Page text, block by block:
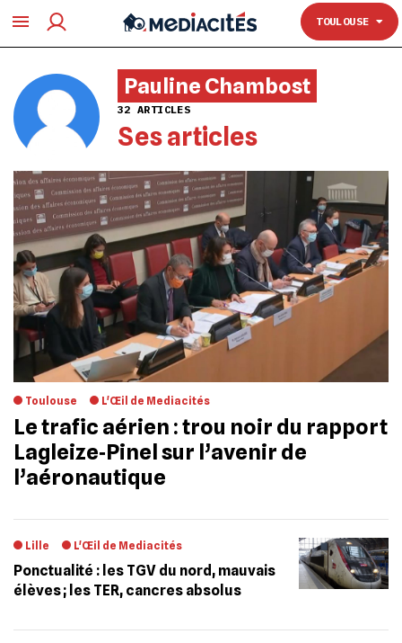
TOULOUSE
TOULOUSE
Pauline Chambost
32 ARTICLES
Ses articles
Toulouse L'Œil de Mediacités
Le trafic aérien : trou noir du rapport
Lagleize‐Pinel sur l’avenir de
l’aéronautique
Lille L'Œil de Mediacités
Ponctualité : les TGV du nord, mauvais
élèves ; les TER, cancres absolus